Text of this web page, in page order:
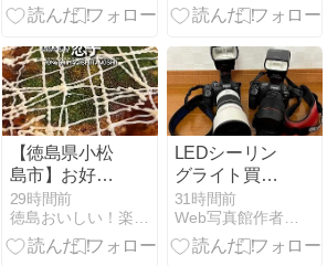
【徳島県小松
島市】お好み
焼き恋子
29時間前
LEDシーリン
グライト買っ
た
31時間前
Web写真館作者のブログ